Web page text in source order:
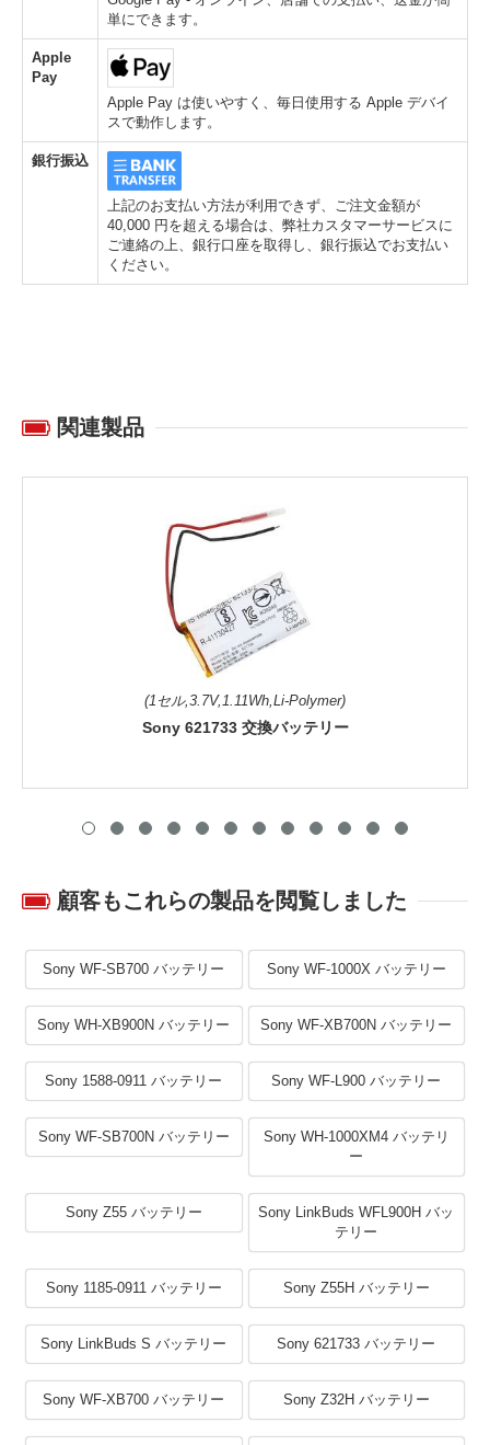
単にできます。
Apple
Pay
Apple Pay は使いやすく、毎日使用する Apple デバイ
スで動作します。
銀行振込
上記のお支払い方法が利用できず、ご注文金額が
40,000 円を超える場合は、弊社カスタマーサービスに
ご連絡の上、銀行口座を取得し、銀行振込でお支払い
ください。
関連製品
(1セル,3.7V,1.11Wh,Li-Polymer)
Sony 621733 交換バッテリー
顧客もこれらの製品を閲覧しました
Sony WF-SB700 バッテリー Sony WF-1000X バッテリー
Sony WH-XB900N バッテリー Sony WF-XB700N バッテリー
Sony 1588-0911 バッテリー Sony WF-L900 バッテリー
Sony WF-SB700N バッテリー
Sony WH-1000XM4 バッテリ
ー
Sony Z55 バッテリー
Sony LinkBuds WFL900H バッ
テリー
Sony 1185-0911 バッテリー Sony Z55H バッテリー
Sony LinkBuds S バッテリー Sony 621733 バッテリー
Sony WF-XB700 バッテリー Sony Z32H バッテリー